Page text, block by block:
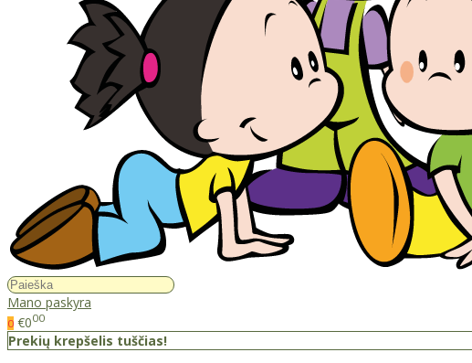
Mano paskyra
0 €000
Prekių krepšelis tuščias!